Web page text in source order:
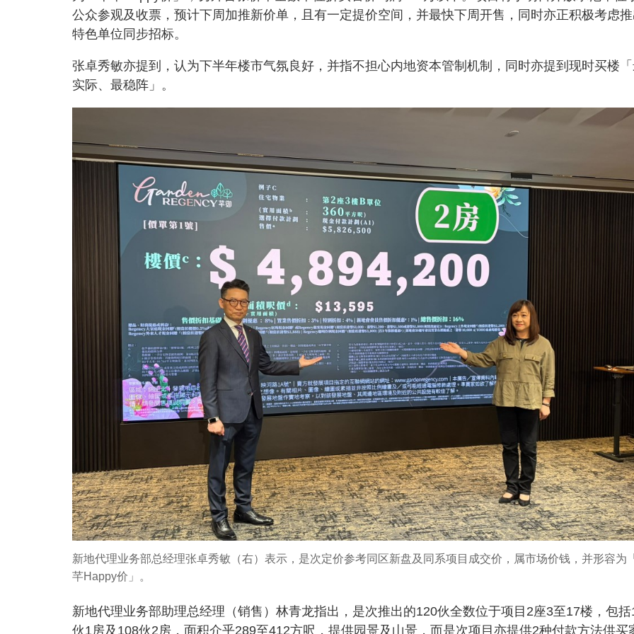
公众参观及收票，预计下周加推新价单，且有一定提价空间，并最快下周开售，同时亦正积极考虑
特色单位同步招标。
张卓秀敏亦提到，认为下半年楼市气氛良好，并指不担心内地资本管制机制，同时亦提到现时买楼
实际、最稳阵」。
新地代理业务部总经理张卓秀敏（右）表示，是次定价参考同区新盘及同系项目成交价，属市场价钱，并形容为
芊Happy价」。
新地代理业务部助理总经理（销售）林青龙指出，是次推出的120伙全数位于项目2座3至17楼，包括
伙1房及108伙2房，面积介乎289至412方呎，提供园景及山景，而是次项目亦提供2种付款方法供买